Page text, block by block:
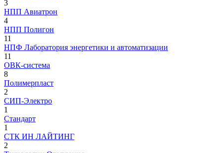
3
НПП Авиатрон
4
НПП Полигон
11
НПФ Лаборатория энергетики и автоматизации
11
ОВК-система
8
Полимерпласт
2
СИП-Электро
1
Стандарт
1
СТК ИН ЛАЙТИНГ
2